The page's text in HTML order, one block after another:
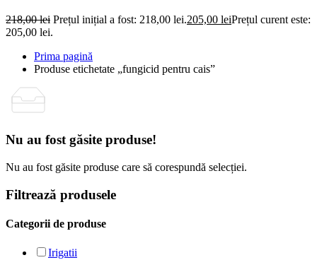
218,00lei Prețul inițial a fost: 218,00 lei.205,00 leiPrețul curent este:
205,00 lei.
Prima pagină
Produse etichetate „fungicid pentru cais”
Nu au fost găsite produse!
Nu au fost găsite produse care să corespundă selecției.
Filtrează produsele
Categorii de produse
Irigatii